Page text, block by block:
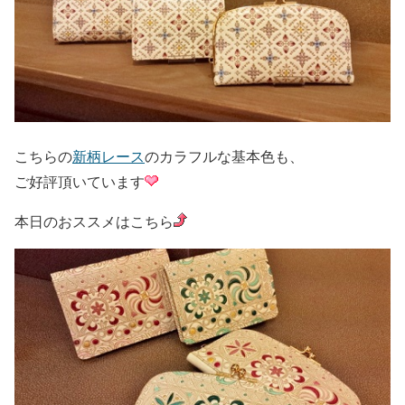
こちらの新柄レースのカラフルな基本色も、
ご好評頂いています
本日のおススメはこちら